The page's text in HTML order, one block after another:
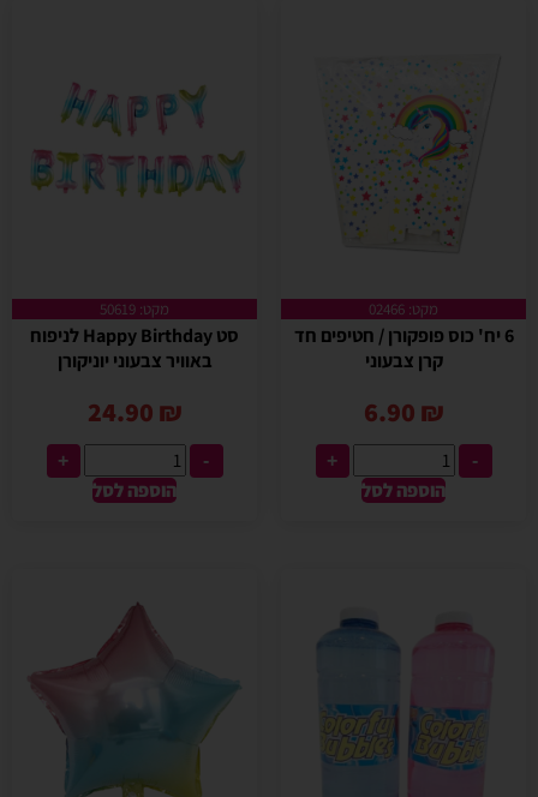
מקט: 02466
6 יח' כוס פופקורן / חטיפים חד
קרן צבעוני
6.90 ₪
-
+
הוספה לסל
מקט: 50619
סט Happy Birthday לניפוח
באוויר צבעוני יוניקורן
24.90 ₪
-
+
הוספה לסל